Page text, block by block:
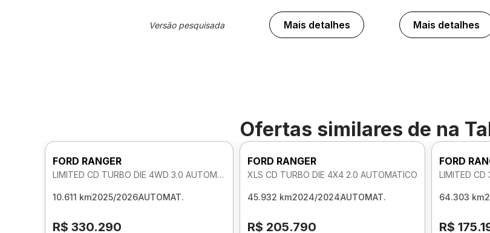
Versão pesquisada Mais detalhes Mais detalhes
Ofertas similares de na
FORD RANGER
LIMITED CD TURBO DIE 4WD 3.0 AUTOMATICO
10.611 km2025/2026AUTOMAT.
R$ 330.290
FORD RANGER
XLS CD TURBO DIE 4X4 2.0 AUTOMATICO
45.932 km2024/2024AUTOMAT.
R$ 205.790
FORD
LIMITED CD
64.303 km
R$